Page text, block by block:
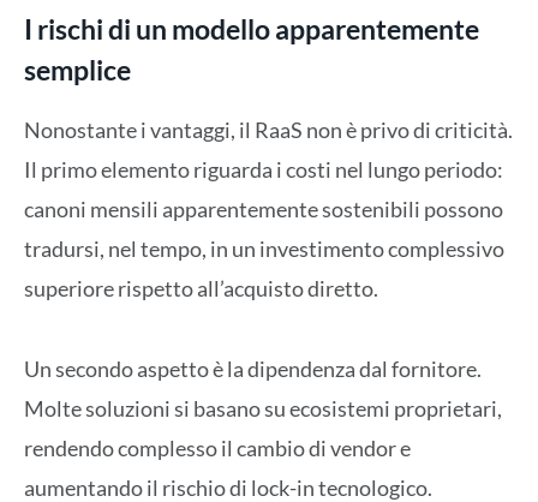
I rischi di un modello apparentemente
semplice
Nonostante i vantaggi, il RaaS non è privo di criticità.
Il primo elemento riguarda i costi nel lungo periodo:
canoni mensili apparentemente sostenibili possono
tradursi, nel tempo, in un investimento complessivo
superiore rispetto all’acquisto diretto.
Un secondo aspetto è la dipendenza dal fornitore.
Molte soluzioni si basano su ecosistemi proprietari,
rendendo complesso il cambio di vendor e
aumentando il rischio di lock-in tecnologico.